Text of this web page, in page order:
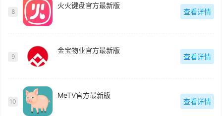
8
火火键盘官方最新版
查看详情
9
金宝物业官方最新版
查看详情
10
MeTV官方最新版
查看详情